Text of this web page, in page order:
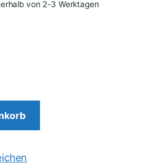
von 2-3 Werktagen